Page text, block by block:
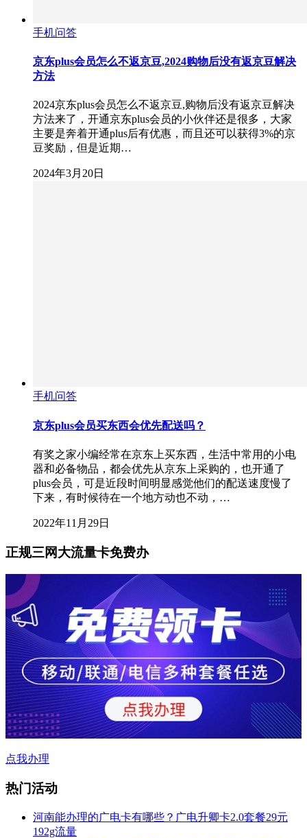
手机问答
京东plus会员怎么不返京豆,2024购物后没有返京豆解决
方法
2024京东plus会员怎么不返京豆,购物后没有返京豆解决
方法来了，开通京东plus会员的小伙伴还是很多，大家
主要是奔着开通plus后有优惠，而且还可以获得3%的京
豆奖励，但是近期…
2024年3月20日
手机问答
京东plus会员买东西会优先配送吗？
有奖之家小编经常在京东上买东西，生活中常用的小电
器和必备物品，都会优先从京东上采购的，也开通了
plus会员，可是近段时间明显感觉他们的配送速度慢了
下来，有时候待在一个地方动也不动，…
2022年11月29日
正规三网大流量卡免费办
点我办理
热门活动
河南能办理的广电卡有哪些？广电升卿卡2.0套餐29元
192g流量